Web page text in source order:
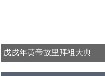
戊戌年黄帝故里拜祖大典